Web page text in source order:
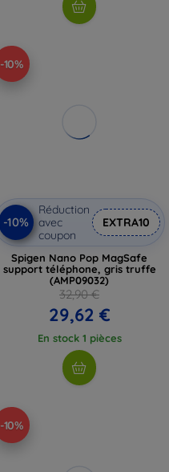
-10%
-10%
Réduction
avec
coupon
EXTRA10
Spigen Nano Pop MagSafe
support téléphone, gris truffe
(AMP09032)
32,90 €
29,62 €
En stock 1 pièces
-10%